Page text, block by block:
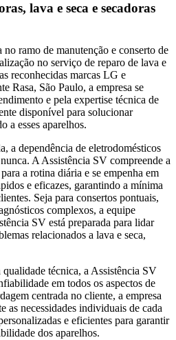
lava e seca e secadoras
ramo de manutenção e conserto de
no serviço de reparo de lava e
reconhecidas marcas LG e
Rasa, São Paulo, a empresa se
e pela expertise técnica de
disponível para solucionar
a esses aparelhos.
a dependência de eletrodomésticos
A Assistência SV compreende a
a rotina diária e se empenha em
e eficazes, garantindo a mínima
Seja para consertos pontuais,
complexos, a equipe
SV está preparada para lidar
relacionados a lava e seca,
técnica, a Assistência SV
em todos os aspectos de
centrada no cliente, a empresa
as necessidades individuais de cada
e eficientes para garantir
dos aparelhos.